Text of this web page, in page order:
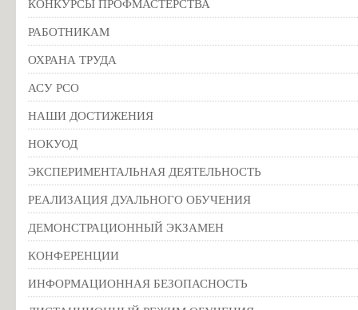
КОНКУРСЫ ПРОФМАСТЕРСТВА
РАБОТНИКАМ
ОХРАНА ТРУДА
АСУ РСО
НАШИ ДОСТИЖЕНИЯ
НОКУОД
ЭКСПЕРИМЕНТАЛЬНАЯ ДЕЯТЕЛЬНОСТЬ
РЕАЛИЗАЦИЯ ДУАЛЬНОГО ОБУЧЕНИЯ
ДЕМОНСТРАЦИОННЫЙ ЭКЗАМЕН
КОНФЕРЕНЦИИ
ИНФОРМАЦИОННАЯ БЕЗОПАСНОСТЬ